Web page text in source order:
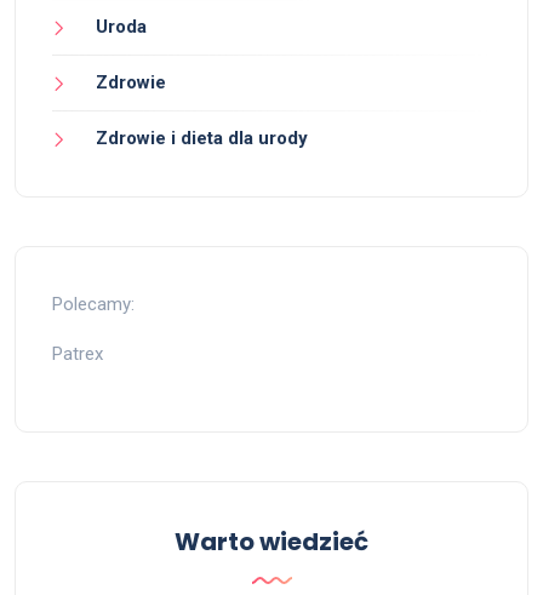
Uroda
Zdrowie
Zdrowie i dieta dla urody
Polecamy:
Patrex
Warto wiedzieć